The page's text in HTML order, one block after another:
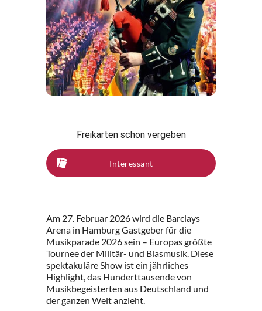
Freikarten schon vergeben
Interessant
Am 27. Februar 2026 wird die Barclays
Arena in Hamburg Gastgeber für die
Musikparade 2026 sein – Europas größte
Tournee der Militär- und Blasmusik. Diese
spektakuläre Show ist ein jährliches
Highlight, das Hunderttausende von
Musikbegeisterten aus Deutschland und
der ganzen Welt anzieht.